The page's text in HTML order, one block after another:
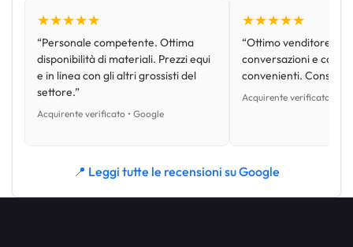
★★★★★
“Personale competente. Ottima
disponibilità di materiali. Prezzi equi
e in linea con gli altri grossisti del
settore.”
Acquirente verificato • Google
★★★★★
“Ottimo venditore,
conversazioni e con
convenienti.
Acquirente verificato •
📍 Leggi tutte le recensioni su Google